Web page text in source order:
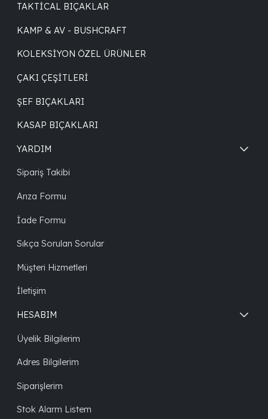
TAKTICAL BIÇAKLAR
KAMP & AV - BUSHCRAFT
KOLEKSIYON ÖZEL ÜRÜNLER
ÇAKI ÇEŞITLERI
ŞEF BIÇAKLARI
KASAP BIÇAKLARI
YARDIM
Sipariş Takibi
Arıza Formu
İade Formu
Sıkça Sorulan Sorular
Müşteri Hizmetleri
İletişim
HESABIM
Üyelik Bilgilerim
Adres Bilgilerim
Siparişlerim
Stok Alarm Listem